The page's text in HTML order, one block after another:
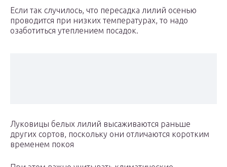
Если так случилось, что пересадка лилий осенью
проводится при низких температурах, то надо
озаботиться утеплением посадок.
Луковицы белых лилий высаживаются раньше
других сортов, поскольку они отличаются коротким
временем покоя